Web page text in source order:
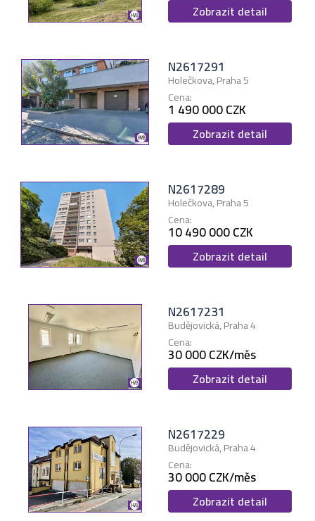
Zobrazit detail
N2617291
Holečkova, Praha 5
Cena:
1 490 000 CZK
Zobrazit detail
N2617289
Holečkova, Praha 5
Cena:
10 490 000 CZK
Zobrazit detail
N2617231
Budějovická, Praha 4
Cena:
30 000 CZK/měs
Zobrazit detail
N2617229
Budějovická, Praha 4
Cena:
30 000 CZK/měs
Zobrazit detail